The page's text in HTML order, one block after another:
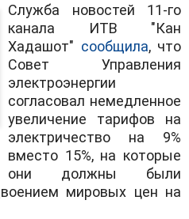
Служба новостей 11-го
канала ИТВ "Кан
Хадашот" сообщила, что
Совет Управления
электроэнергии
согласовал немедленное
увеличение тарифов на
электричество на 9%
вместо 15%, на которые
они должны были
мировых цен на